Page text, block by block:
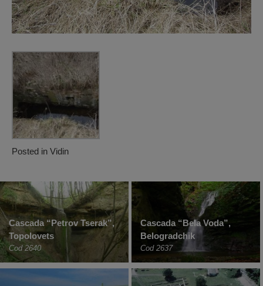
Posted in Vidin
Cascada “Petrov Tserak”,
Topolovets
Cod 2640
Cascada “Bela Voda”,
Belogradchik
Cod 2637